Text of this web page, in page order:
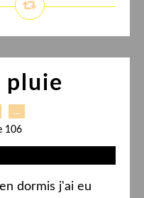
pluie
…
106
dormis j'ai eu